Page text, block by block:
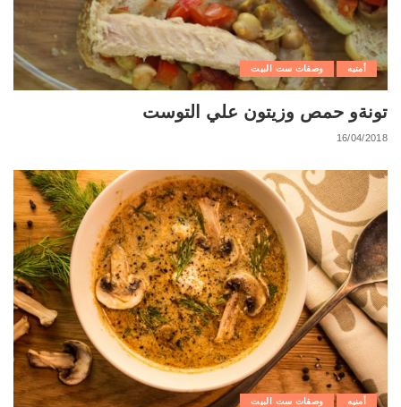
أمنيه وصفات ست البيت
تونةو حمص وزيتون علي التوست
16/04/2018
أمنيه وصفات ست البيت